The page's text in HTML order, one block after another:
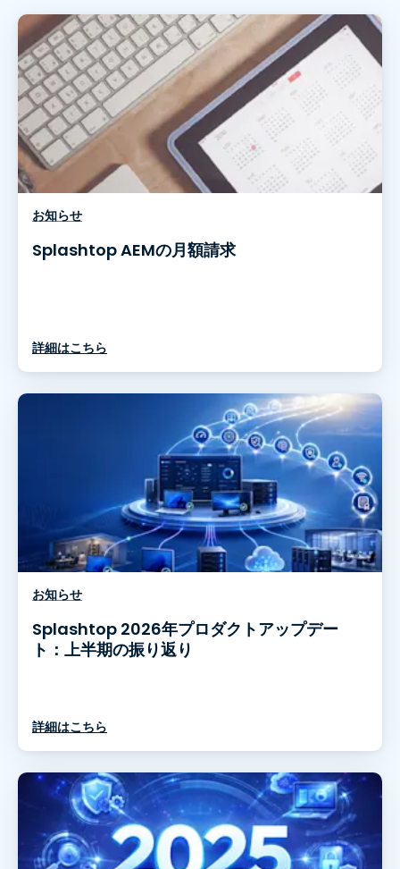
お知らせ
Splashtop AEMの月額請求
詳細はこちら
お知らせ
Splashtop 2026年プロダクトアップデー
ト：上半期の振り返り
詳細はこちら